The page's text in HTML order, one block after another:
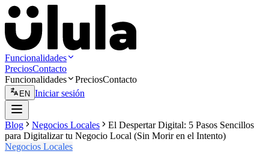
Funcionalidades
PreciosContacto
Funcionalidades
PreciosContacto
EN Iniciar sesión
Blog Negocios Locales
El Despertar Digital: 5 Pasos Sencillos
para Digitalizar tu Negocio Local (Sin Morir en el Intento)
Negocios Locales